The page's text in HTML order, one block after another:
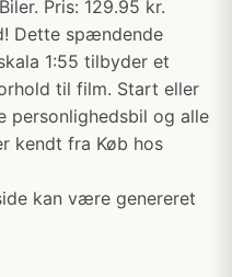
Pris: 129.95 kr.
Dette spændende
1:55 tilbyder et
til film. Start eller
personlighedsbil og alle
kendt fra Køb hos
kan være genereret